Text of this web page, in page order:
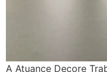
A Atuance Decore